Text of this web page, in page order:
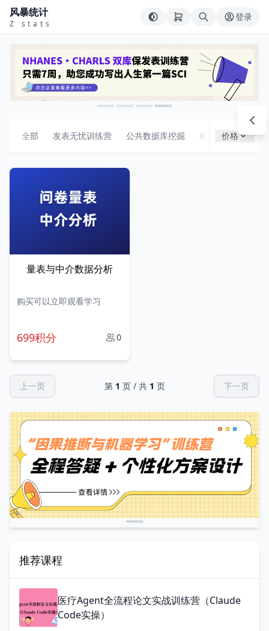
风暴统计
Z stats
登录
全部 发表无忧训练营 公共数据库挖掘 机器学习 组合
价格
量表与中介数据分析
购买可以立即观看学习
699积分 0
上一页 第 1 页 / 共 1 页 下一页
推荐课程
医疗Agent全流程论文实战训练营（Claude
Code实操）